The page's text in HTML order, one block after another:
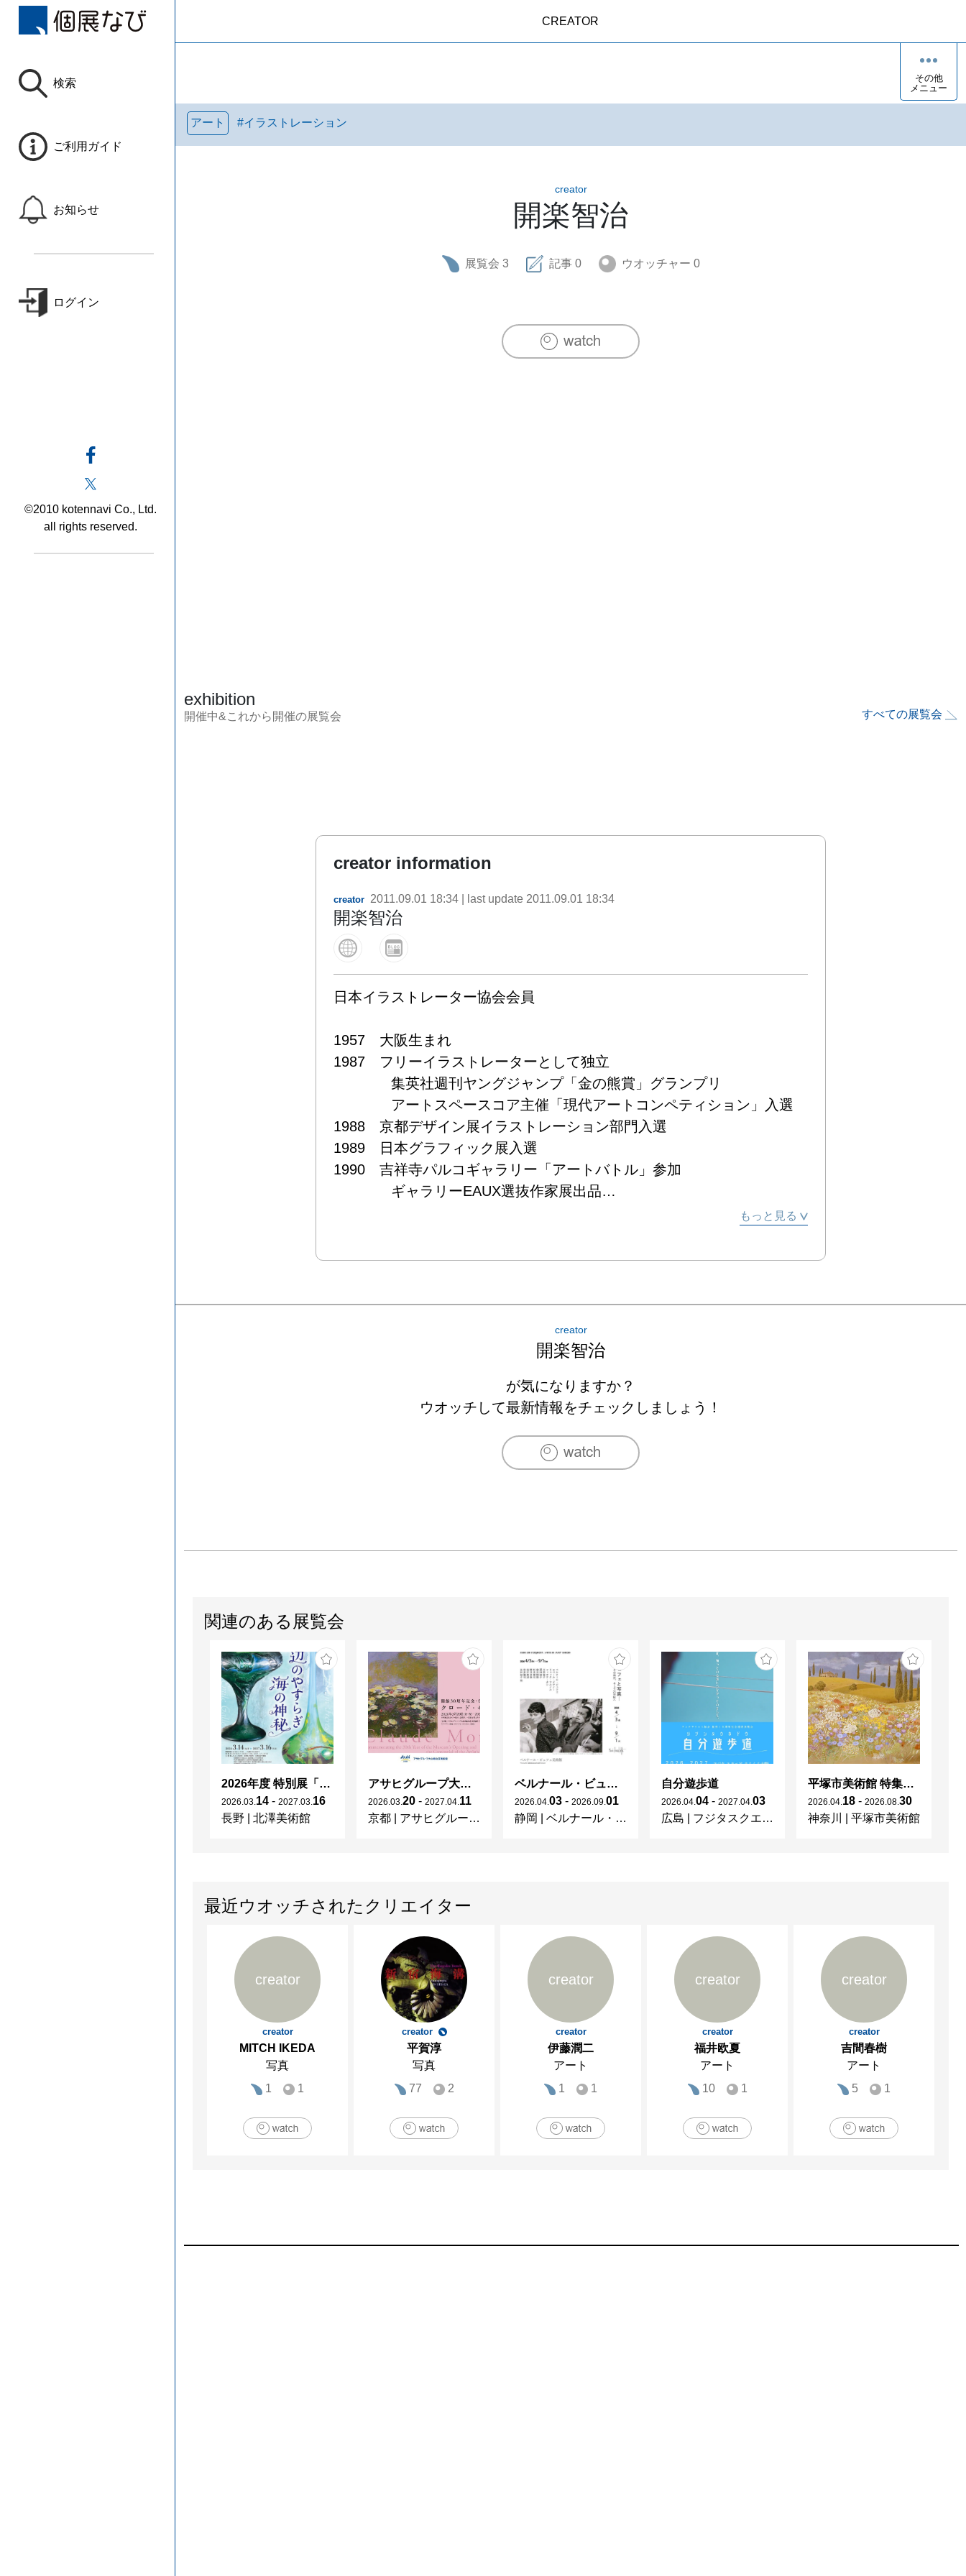
検索
ご利用ガイド
お知らせ
ログイン
©2010 kotennavi Co., Ltd.
all rights reserved.
CREATOR
その他
メニュー
アート #イラストレーション
creator
開楽智治
展覧会 3 記事 0 ウオッチャー 0
exhibition
開催中&これから開催の展覧会 すべての展覧会
creator information
creator 2011.09.01 18:34 | last update 2011.09.01 18:34
開楽智治
日本イラストレーター協会会員
1957　大阪生まれ
1987　フリーイラストレーターとして独立
集英社週刊ヤングジャンプ「金の熊賞」グランプリ
アートスペースコア主催「現代アートコンペティション」入選
1988　京都デザイン展イラストレーション部門入選
1989　日本グラフィック展入選
1990　吉祥寺パルコギャラリー「アートバトル」参加
ギャラリーEAUX選抜作家展出品
(株)電通主催「イラストレーションニューウェーブ100人展」出
1992　東京、アートボックスギャラリーにて二人展
京都、ギャラリー射手座にてグループ展
(株)玄光社刊「イラストレーション」誌「THE CHOICE」入選
1993　ART BOX大賞展出品
1994　阿倍野SOHO壁画制作
神戸、CAFE GARBOにて個展
2000　大阪、ギャラリー「14th Moon」にて個展
2005　新風舎絵本コンテスト優秀賞ゲット
2006　新風舎ポストカードブックコンテスト佳作ゲット
2007　大阪、パステルハウスMにて個展・グループ展1回ずつ
2008　京都オプトギャラリーにて個展
ピースサマー参加
2009　ニシナ屋珈琲なかまち店にて個展
ラブウィンター参加
京都オプトギャラリーにてグループ展
ホテルハイアットリージェンシー大阪にて個展
ふたコマ展出品
国立にてカエル展出品
ピースサマー参加
横浜赤レンガchips展参加
2010　ピースサマー参加
デザインフェスタ出品
2011　デザインフェスタ出品
OSAKAアート＆てづくりバザール出品
イラストレーターズ通信展参加
もっと見る
creator
開楽智治
が気になりますか？
ウオッチして最新情報をチェックしましょう！
関連のある展覧会
2026年度 特別展「ガレとドーム、アール･ヌーヴォーのガラス 水辺のやすらぎ、海の神秘」
2026 03 14 - 2027 03 16
長野
北澤美術館
アサヒグループ大山崎山荘美術館 開館30周年記念展「没後100年 クロード・モネ」
2026 03 20 - 2027 04 11
京都
アサヒグループ大山崎山荘美術館
ベルナール・ビュフェと写真 ーカメラがとらえたビュフェとその時代、そして21 世紀へ
2026 04 03 - 2026 09 01
静岡
ベルナール・ビュフェ美術館
自分遊歩道
2026 04 04 - 2027 04 03
広島
フジタスクエアまるくる大野
平塚市美術館 特集展 花の表現、その多様性／特別展示 新収蔵品展
2026 04 18 - 2026 08 30
神奈川
平塚市美術館
最近ウオッチされたクリエイター
creator
creator
MITCH IKEDA
写真
1
1
creator
平賀淳
写真
77
2
creator
creator
伊藤潤二
アート
1
1
creator
creator
福井欧夏
アート
10
1
creator
creator
吉間春樹
アート
5
1